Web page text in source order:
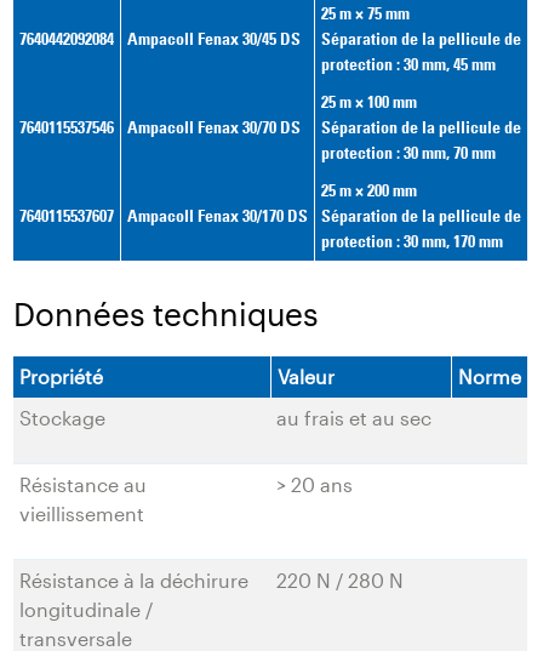
7640442092084 Ampacoll Fenax 30/45 DS
25 m × 75 mm
Séparation de la pellicule de
protection : 30 mm, 45 mm
7640115537546 Ampacoll Fenax 30/70 DS
25 m × 100 mm
Séparation de la pellicule de
protection : 30 mm, 70 mm
7640115537607 Ampacoll Fenax 30/170 DS
25 m × 200 mm
Séparation de la pellicule de
protection : 30 mm, 170 mm
Données techniques
Propriété Valeur
Norme
Stockage
au frais et au sec
Résistance au
vieillissement
> 20 ans
Résistance à la déchirure
longitudinale /
transversale
220 N / 280 N